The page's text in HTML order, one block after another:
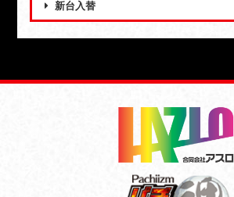
新台入替